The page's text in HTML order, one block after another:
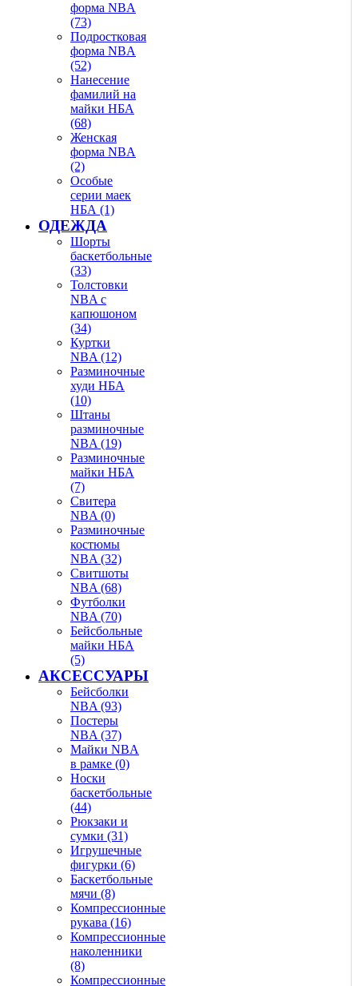
форма NBA
(73)
Подростковая
форма NBA
(52)
Нанесение
фамилий на
майки НБА
(68)
Женская
форма NBA
(2)
Особые
серии маек
НБА (1)
ОДЕЖДА
Шорты
баскетбольные
(33)
Толстовки
NBA с
капюшоном
(34)
Куртки
NBA (12)
Разминочные
худи НБА
(10)
Штаны
разминочные
NBA (19)
Разминочные
майки НБА
(7)
Свитера
NBA (0)
Разминочные
костюмы
NBA (32)
Свитшоты
NBA (68)
Футболки
NBA (70)
Бейсбольные
майки НБА
(5)
АКСЕССУАРЫ
Бейсболки
NBA (93)
Постеры
NBA (37)
Майки NBA
в рамке (0)
Носки
баскетбольные
(44)
Рюкзаки и
сумки (31)
Игрушечные
фигурки (6)
Баскетбольные
мячи (8)
Компрессионные
рукава (16)
Компрессионные
наколенники
(8)
Компрессионные